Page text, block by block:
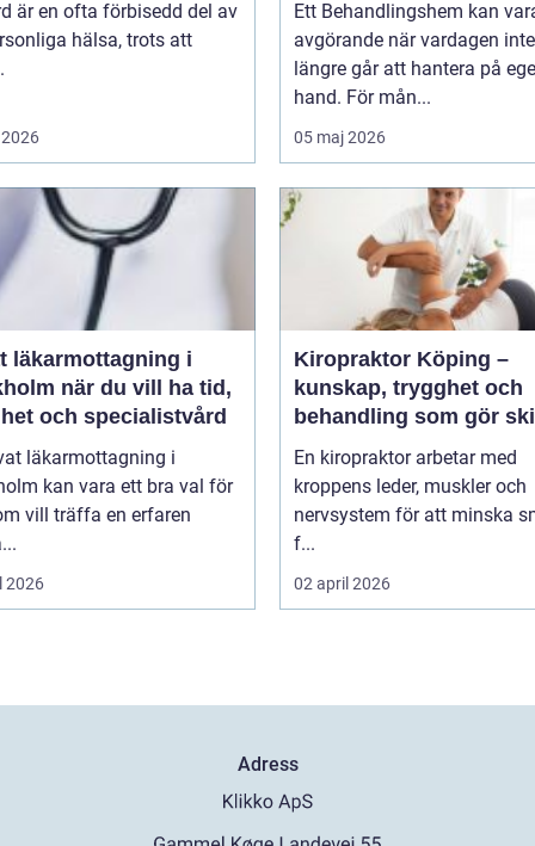
är en ofta förbisedd del av
hälsa, trots att
Ett Behandlingshem kan
avgörande när vardagen inte
längre går att hantera på
hand. För mån...
05 maj 2026
läkarmottagning i
vill ha tid,
och specialistvård
läkarmottagning i
kan vara ett bra val för
vill träffa en erfaren
2026
Kiropraktor Köping –
kunskap, trygghet och
behandling som gör
En kiropraktor arbetar med
kroppens leder, muskler och
nervsystem för att minska
f...
02 april 2026
Adress